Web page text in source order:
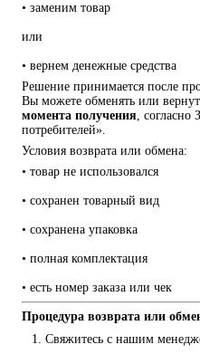
• заменим товар
или
• вернем денежные средства
Решение принимается после
Вы можете обменять или
момента получения, согласно
потребителей».
Условия возврата или обмена:
• товар не использовался
• сохранен товарный вид
• сохранена упаковка
• полная комплектация
• есть номер заказа или чек
Процедура возврата или
Свяжитесь с нашим